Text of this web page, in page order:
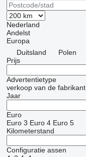
Nederland
Andelst
Europa
Duitsland
Polen
Prijs
Advertentietype
verkoop van de fabrikant
Jaar
Euro
Euro 3 Euro 4 Euro 5
Kilometerstand
Configuratie assen